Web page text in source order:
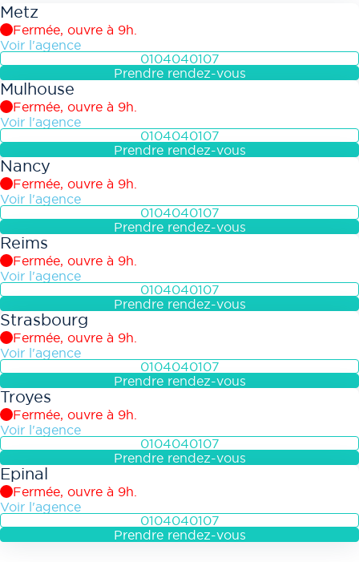
Metz
Fermée, ouvre à 9h.
Voir l'agence
0104040107
Prendre rendez-vous
Mulhouse
Fermée, ouvre à 9h.
Voir l'agence
0104040107
Prendre rendez-vous
Nancy
Fermée, ouvre à 9h.
Voir l'agence
0104040107
Prendre rendez-vous
Reims
Fermée, ouvre à 9h.
Voir l'agence
0104040107
Prendre rendez-vous
Strasbourg
Fermée, ouvre à 9h.
Voir l'agence
0104040107
Prendre rendez-vous
Troyes
Fermée, ouvre à 9h.
Voir l'agence
0104040107
Prendre rendez-vous
Epinal
Fermée, ouvre à 9h.
Voir l'agence
0104040107
Prendre rendez-vous